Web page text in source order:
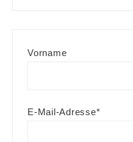
Vorname
E-Mail-Adresse*